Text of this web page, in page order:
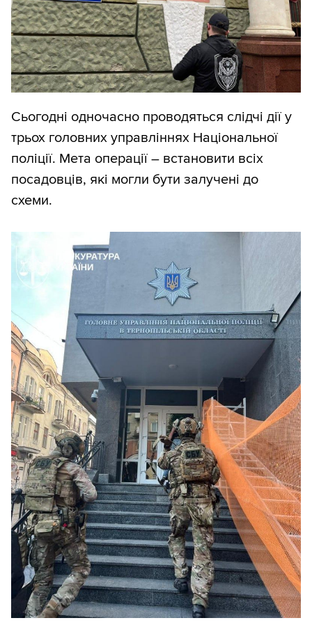
Сьогодні одночасно проводяться слідчі дії у
трьох головних управліннях Національної
поліції. Мета операції – встановити всіх
посадовців, які могли бути залучені до
схеми.